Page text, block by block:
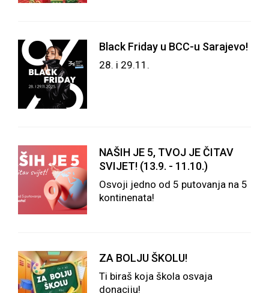
Black Friday u BCC-u Sarajevo!
28. i 29.11.
NAŠIH JE 5, TVOJ JE ČITAV
SVIJET! (13.9. - 11.10.)
Osvoji jedno od 5 putovanja na 5
kontinenata!
ZA BOLJU ŠKOLU!
Ti biraš koja škola osvaja
donaciju!